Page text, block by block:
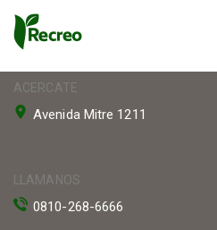
ACERCATE
Avenida Mitre 1211
LLAMANOS
0810-268-6666